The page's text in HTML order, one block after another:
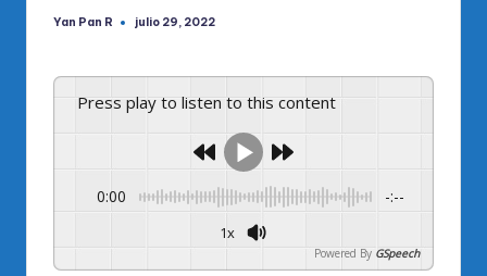
Publicado
Yan Pan R julio 29, 2022
Press play to listen to this content
0:00 -:--
1x
Powered By GSpeech